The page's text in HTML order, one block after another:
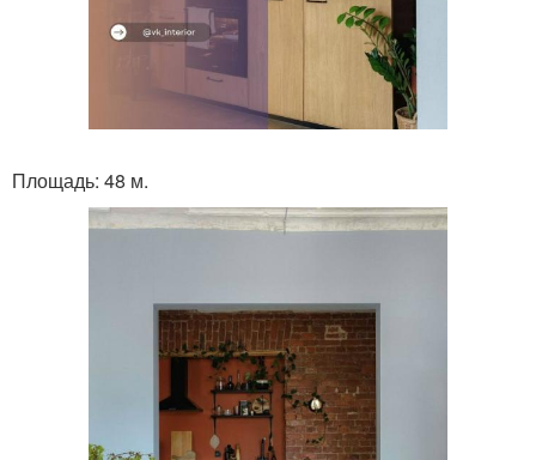
Площадь: 48 м.